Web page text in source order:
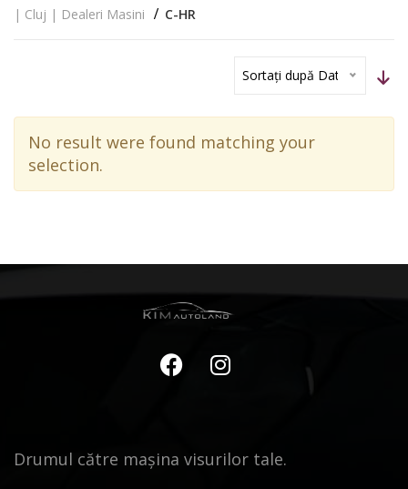
| Cluj | Dealeri Masini
C-HR
Sortați după Dată
No result were found matching your
selection.
Drumul către mașina visurilor tale.